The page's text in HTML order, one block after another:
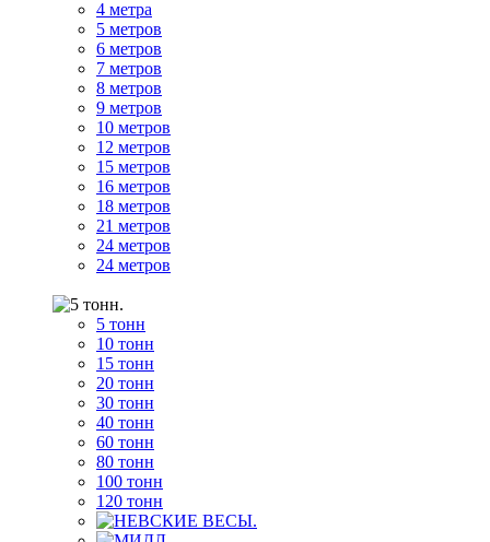
4 метра
5 метров
6 метров
7 метров
8 метров
9 метров
10 метров
12 метров
15 метров
16 метров
18 метров
21 метров
24 метров
24 метров
5 тонн
10 тонн
15 тонн
20 тонн
30 тонн
40 тонн
60 тонн
80 тонн
100 тонн
120 тонн